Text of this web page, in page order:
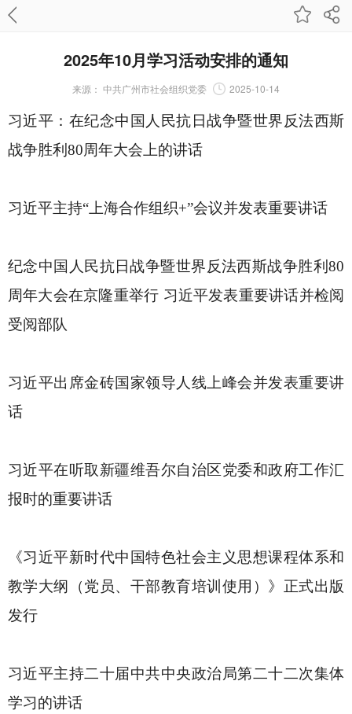
2025年10月学习活动安排的通知
来源： 中共广州市社会组织党委 2025-10-14
习近平：在纪念中国人民抗日战争暨世界反法西斯
战争胜利 80周年大会上的讲话
习近平主持“ 上海合作组织+”会议并发表重要讲话
纪念中国人民抗日战争暨世界反法西斯战争胜利 80
周年大会在京隆重举行 习近平发表重要讲话并检阅
受阅部队
习近平出席金砖国家领导人线上峰会并发表重要讲
话
习近平在听取新疆维吾尔自治区党委和政府工作汇
报时的重要讲话
《习近平新时代中国特色社会主义思想课程体系和
教学大纲（党员、干部教育培训使用）》正式出版
发行
习近平主持二十届中共中央政治局第二十二次集体
学习的讲话